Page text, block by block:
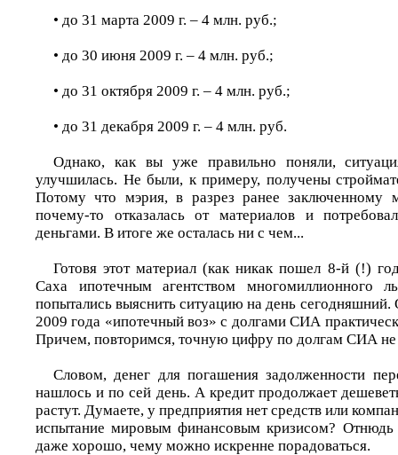
• до 31 марта 2009 г. – 4 млн. руб.;
• до 30 июня 2009 г. – 4 млн. руб.;
• до 31 октября 2009 г. – 4 млн. руб.;
• до 31 декабря 2009 г. – 4 млн. руб.
Однако, как вы уже правильно поняли,
улучшилась. Не были, к примеру, получены
Потому что мэрия, в разрез ранее заключенному
почему-то отказалась от материалов и
деньгами. В итоге же осталась ни с чем...
Готовя этот материал (как никак пошел 8-й (!)
Саха ипотечным агентством многомиллионного
попытались выяснить ситуацию на день сегодняшний.
2009 года «ипотечный воз» с долгами СИА
Причем, повторимся, точную цифру по долгам СИА не
Словом, денег для погашения задолженности
нашлось и по сей день. А кредит продолжает
растут. Думаете, у предприятия нет средств или
испытание мировым финансовым кризисом?
даже хорошо, чему можно искренне порадоваться.